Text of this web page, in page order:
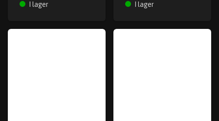
I lager I lager